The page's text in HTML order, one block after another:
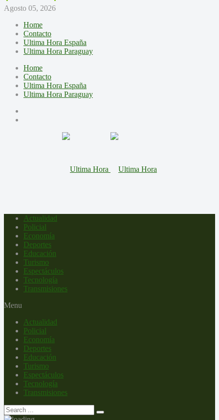
Agosto 05, 2026
Home
Contacto
Ultima Hora España
Ultima Hora Paraguay
Home
Contacto
Ultima Hora España
Ultima Hora Paraguay
Actualidad
Policial
Economía
Deportes
Educación
Turismo
Espectáculos
Tecnología
Transmisiones
Menu
Actualidad
Policial
Economía
Deportes
Educación
Turismo
Espectáculos
Tecnología
Transmisiones